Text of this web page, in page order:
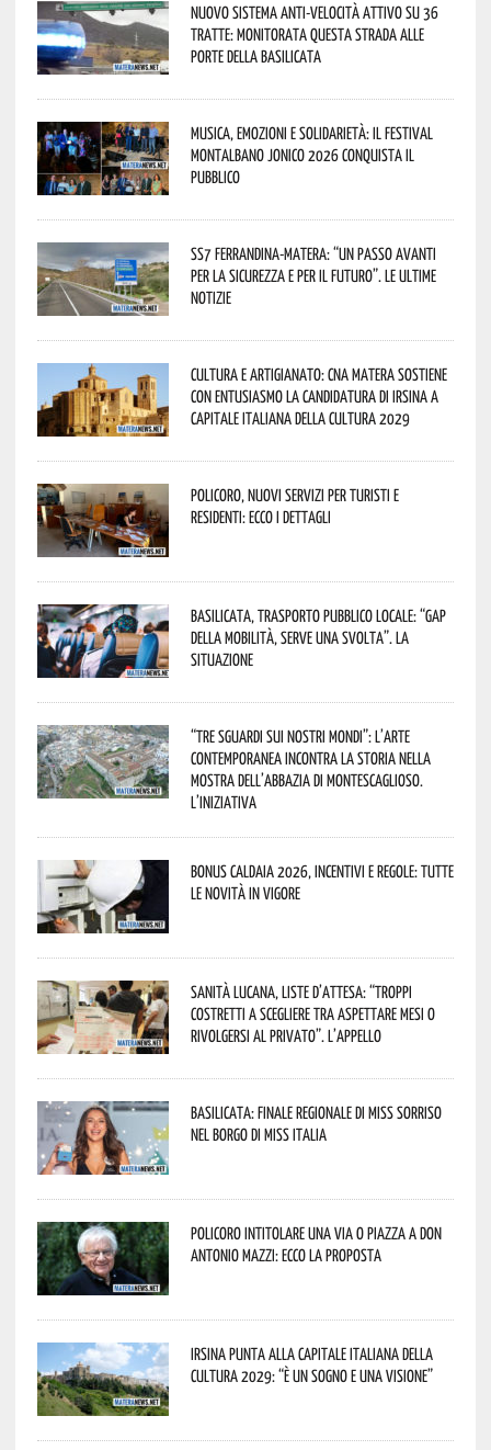
Nuovo sistema anti-velocità attivo su 36
tratte: monitorata questa strada alle
porte della Basilicata
Musica, emozioni e solidarietà: il Festival
Montalbano Jonico 2026 conquista il
pubblico
SS7 Ferrandina-Matera: “Un passo avanti
per la sicurezza e per il futuro”. Le ultime
notizie
Cultura e Artigianato: CNA Matera sostiene
con entusiasmo la candidatura di Irsina a
Capitale Italiana della Cultura 2029
Policoro, nuovi servizi per turisti e
residenti: ecco i dettagli
Basilicata, trasporto pubblico locale: “Gap
della mobilità, serve una svolta”. La
situazione
“Tre Sguardi sui Nostri Mondi”: l’arte
contemporanea incontra la storia nella
mostra dell’Abbazia di Montescaglioso.
L’iniziativa
Bonus caldaia 2026, incentivi e regole: tutte
le novità in vigore
Sanità lucana, liste d’attesa: “Troppi
costretti a scegliere tra aspettare mesi o
rivolgersi al privato”. L’appello
Basilicata: finale regionale di Miss Sorriso
nel borgo di Miss Italia
Policoro intitolare una via o piazza a don
Antonio Mazzi: ecco la proposta
Irsina punta alla Capitale italiana della
Cultura 2029: “È un sogno e una visione”